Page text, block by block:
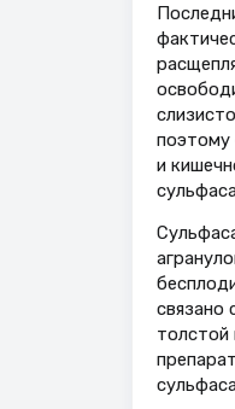
поэтому
и
связано
толстой